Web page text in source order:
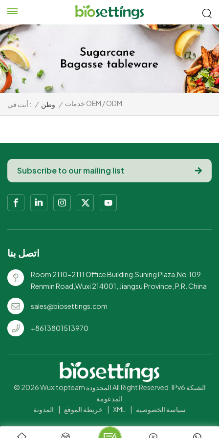
أنت في : / وطن / خدمات OEM / ODM
اتصل بنا
Room 2110-2111 Office Building,Suning Plaza,No.109
Renmin Road,Wuxi 214001, Jiangsu Province, P.R. China
sales@biosettings.com
+8613801513970
© 2026 Wuxitopteam المحدودة All Right Reserved. IPv6 الشبكة
المدعومة
المدونة
خريطة الموقع XML سياسة الخصوصية